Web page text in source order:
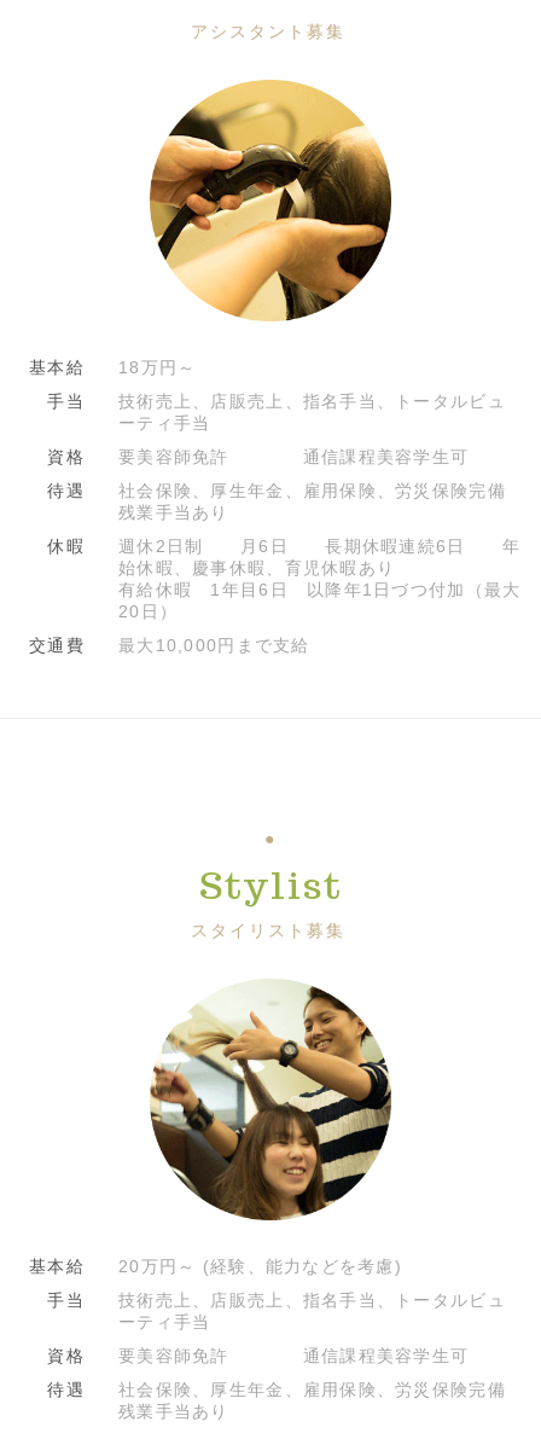
アシスタント募集
基本給
18万円～
手当
技術売上、店販売上、指名手当、トータルビュ
ーティ手当
資格
要美容師免許 通信課程美容学生可
待遇
社会保険、厚生年金、雇用保険、労災保険完備
残業手当あり
休暇
週休2日制 月6日 長期休暇連続6日 年
始休暇、慶事休暇、育児休暇あり
有給休暇 1年目6日 以降年1日づつ付加（最大
20日）
交通費
最大10,000円まで支給
Stylist
スタイリスト募集
基本給
20万円～ (経験、能力などを考慮)
手当
技術売上、店販売上、指名手当、トータルビュ
ーティ手当
資格
要美容師免許 通信課程美容学生可
待遇
社会保険、厚生年金、雇用保険、労災保険完備
残業手当あり